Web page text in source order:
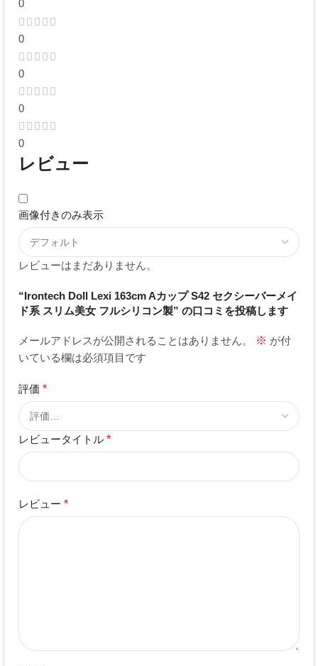
0
0
0
0
0
レビュー
画像付きのみ表示
レビューはまだありません。
“Irontech Doll Lexi 163cm Aカップ S42 セクシーバーメイ
ド系 スリム美女 フルシリコン製” の口コミを投稿します
メールアドレスが公開されることはありません。 ※ が付
いている欄は必須項目です
評価 *
レビュータイトル *
レビュー *